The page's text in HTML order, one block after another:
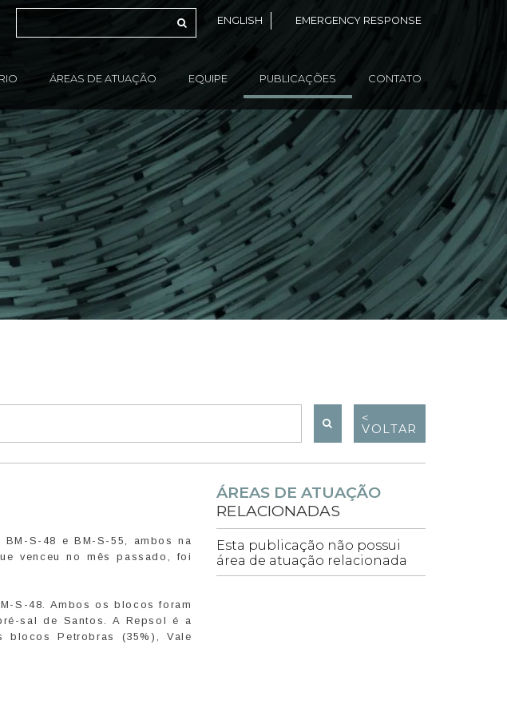
ENGLISH EMERGENCY RESPONSE
ÁREAS DE ATUAÇÃO EQUIPE PUBLICAÇÕES CONTATO
<
VOLTAR
S-48 e BM-S-55, ambos na
venceu no mês passado, foi
S-48. Ambos os blocos foram
sal de Santos. A Repsol é a
Petrobras (35%), Vale
ÁREAS DE ATUAÇÃO
RELACIONADAS
Esta publicação não possui
área de atuação relacionada